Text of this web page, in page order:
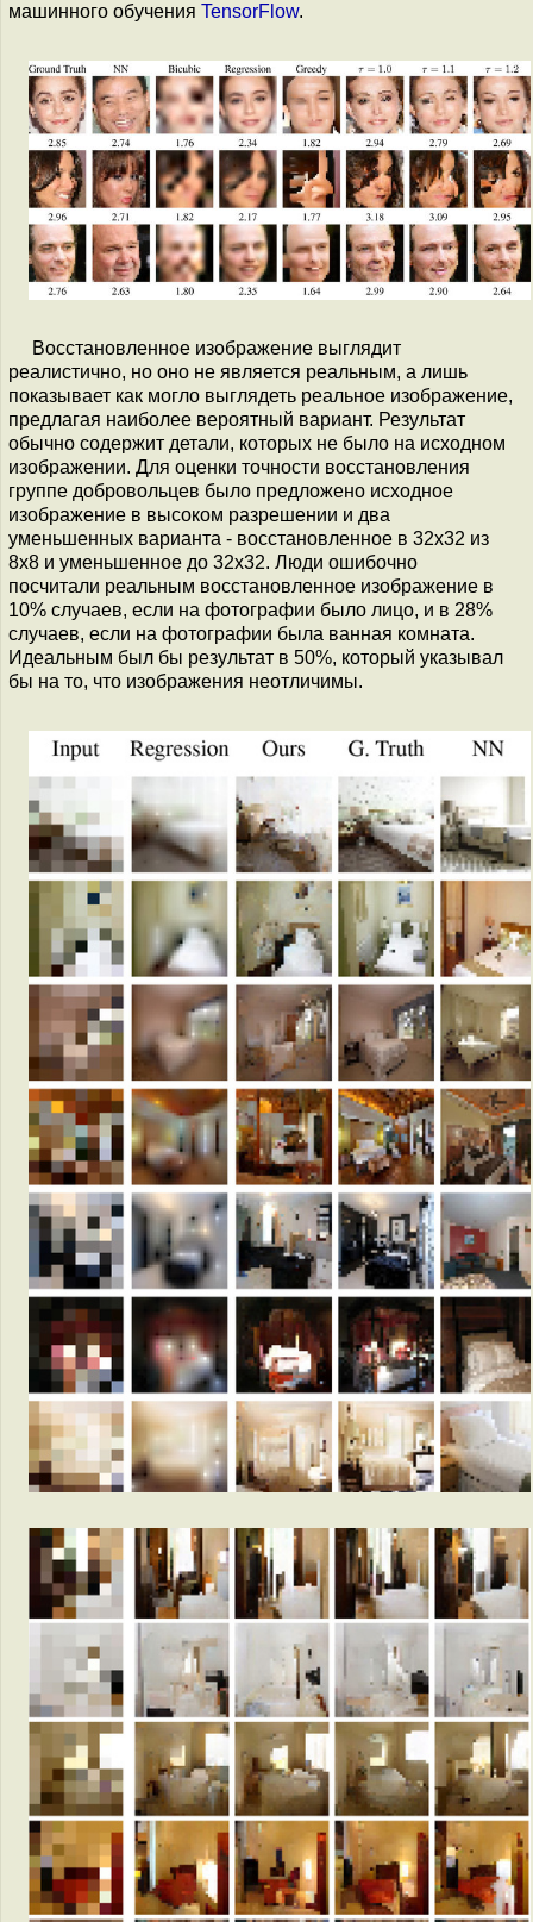
машинного обучения TensorFlow.
Восстановленное изображение выглядит
реалистично, но оно не является реальным, а лишь
показывает как могло выглядеть реальное изображение,
предлагая наиболее вероятный вариант. Результат
обычно содержит детали, которых не было на исходном
изображении. Для оценки точности восстановления
группе добровольцев было предложено исходное
изображение в высоком разрешении и два
уменьшенных варианта - восстановленное в 32x32 из
8x8 и уменьшенное до 32x32. Люди ошибочно
посчитали реальным восстановленное изображение в
10% случаев, если на фотографии было лицо, и в 28%
случаев, если на фотографии была ванная комната.
Идеальным был бы результат в 50%, который указывал
бы на то, что изображения неотличимы.